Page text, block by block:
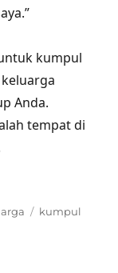
kumpul
Anda.
tempat di
Tags
kumpul